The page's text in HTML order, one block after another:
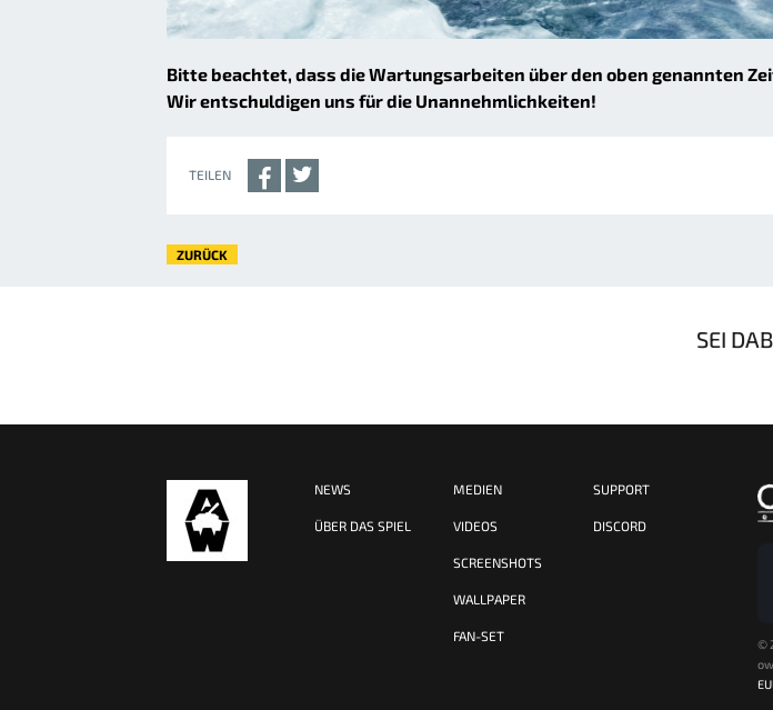
Bitte beachtet, dass die Wartungsarbeiten über den oben genannten
Wir entschuldigen uns für die Unannehmlichkeiten!
TEILEN
ZURÜCK
SEI
NEWS
ÜBER DAS SPIEL
MEDIEN
VIDEOS
SCREENSHOTS
WALLPAPER
FAN-SET
SUPPORT
DISCORD
©